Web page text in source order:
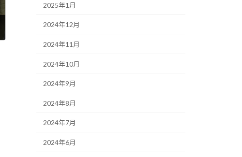
2025年1月
2024年12月
2024年11月
2024年10月
2024年9月
2024年8月
2024年7月
2024年6月